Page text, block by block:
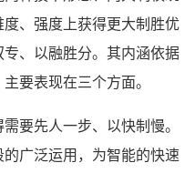
、强度上获得更大制胜优
、以融胜分。其内涵依据
要表现在三个方面。
要先人一步、以快制慢。
广泛运用，为智能的快速